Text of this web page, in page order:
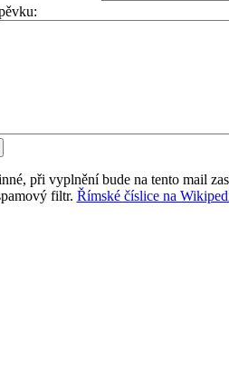
při vyplnění bude na tento mail
filtr. Římské číslice na